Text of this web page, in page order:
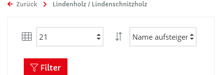
Zurück Lindenholz / Lindenschnitzholz
Filter